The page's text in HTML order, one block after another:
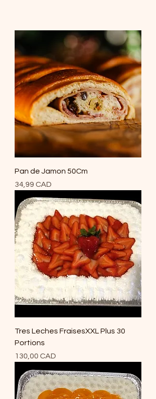
Pan de Jamon 50Cm
Precio
34,99 CAD
Tres Leches FraisesXXL Plus 30
Portions
Precio
130,00 CAD